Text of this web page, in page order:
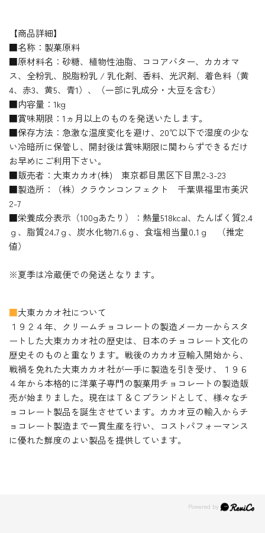
【商品詳細】
■名称：製菓原料
■原材料名：砂糖、植物性油脂、ココアバター、カカオマ
ス、全粉乳、脱脂粉乳 / 乳化剤、香料、光沢剤、着色料（黄
4、赤3、黄5、青1）、（一部に乳成分・大豆を含む）
■内容量：1kg
■賞味期限：1ヵ月以上のものを発送いたします。
■保存方法：急激な温度変化を避け、20℃以下で湿度の少な
い冷暗所に保管し、開封後は賞味期限に関わらずできるだけ
お早めにご利用下さい。
■販売者：大東カカオ(株) 東京都目黒区下目黒2-3-23
■製造所：（株）クラウンコンフェクト 千葉県福里市美沢
2-7
■栄養成分表示（100gあたり）：熱量518kcal、たんぱく質2.4
ｇ、脂質24.7ｇ、炭水化物71.6ｇ、食塩相当量0.1ｇ （推定
値）
※夏季は冷蔵便での発送となります。
■大東カカオ社について
１９２４年、クリームチョコレートの製造メーカーからスタ
ートした大東カカオ社の歴史は、日本のチョコレート文化の
歴史そのものと重なります。戦後のカカオ豆輸入開始から、
戦禍を免れた大東カカオ社が一手に製造を引き受け、１９６
４年から本格的に洋菓子専門の製菓用チョコレートの製造販
売が始まりました。現在はＴ＆Ｃブランドとして、様々なチ
ョコレート製品を誕生させています。カカオ豆の輸入からチ
ョコレート製造まで一貫生産を行い、コストパフォーマンス
に優れた鮮度のよい製品を提供しています。